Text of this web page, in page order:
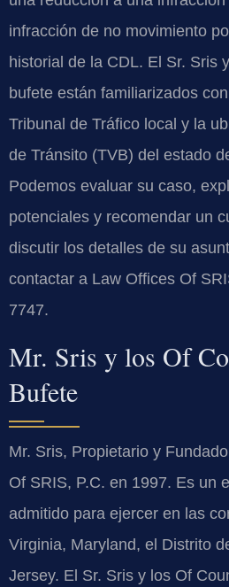
infracción de no movimiento
historial de la CDL. El Sr. Sris
bufete están familiarizados
Tribunal de Tráfico local y la
de Tránsito (TVB) del estado
Podemos evaluar su caso,
potenciales y recomendar un
discutir los detalles de su
contactar a Law Offices Of
7747.
Mr. Sris y los Of
Bufete
Mr. Sris, Propietario y
Of SRIS, P.C. en 1997. Es un
admitido para ejercer en las
Virginia, Maryland, el Distrito
Jersey. El Sr. Sris y los Of